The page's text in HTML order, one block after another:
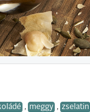
, meggy , zselatin